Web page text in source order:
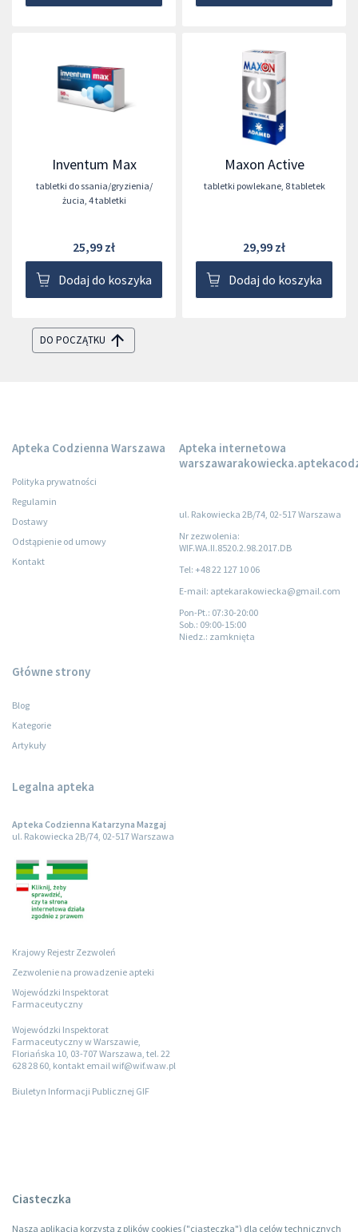
Inventum Max
tabletki do ssania/gryzienia/
żucia, 4 tabletki
25,99 zł
Dodaj do koszyka
Maxon Active
tabletki powlekane, 8 tabletek
29,99 zł
Dodaj do koszyka
DO POCZĄTKU
Apteka Codzienna Warszawa
Polityka prywatności
Regulamin
Dostawy
Odstąpienie od umowy
Kontakt
Apteka internetowa
ul. Rakowiecka 2B/74, 02-517 Warszawa
Nr zezwolenia:
WIF.WA.II.8520.2.98.2017.DB
Tel: +48 22 127 10 06
E-mail: aptekarakowiecka@gmail.com
Pon-Pt.: 07:30-20:00
Sob.: 09:00-15:00
Niedz.: zamknięta
Główne strony
Blog
Kategorie
Artykuły
Legalna apteka
Apteka Codzienna Katarzyna Mazgaj
ul. Rakowiecka 2B/74, 02-517 Warszawa
Krajowy Rejestr Zezwoleń
Zezwolenie na prowadzenie apteki
Wojewódzki Inspektorat
Farmaceutyczny
Wojewódzki Inspektorat
Farmaceutyczny w Warszawie,
Floriańska 10, 03-707 Warszawa, tel. 22
628 28 60, kontakt email wif@wif.waw.pl
Biuletyn Informacji Publicznej GIF
Ciasteczka
Nasza aplikacja korzysta z plików cookies ("ciasteczka") dla celów technicznych